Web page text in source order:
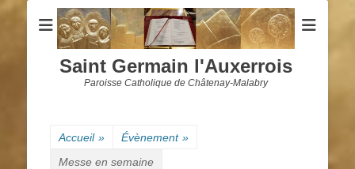
Saint Germain l'Auxerrois
Paroisse Catholique de Châtenay-Malabry
Accueil » Évènement »
Messe en semaine